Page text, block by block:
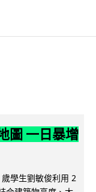
圖 一日暴增
歲學生劉敏俊利用 2